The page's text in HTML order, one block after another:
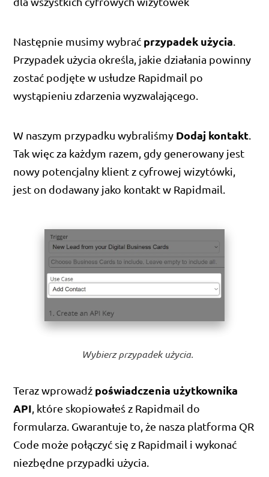
Następnie musimy wybrać przypadek użycia.
Przypadek użycia określa, jakie działania powinny
zostać podjęte w usłudze Rapidmail po
wystąpieniu zdarzenia wyzwalającego.
W naszym przypadku wybraliśmy Dodaj kontakt.
Tak więc za każdym razem, gdy generowany jest
nowy potencjalny klient z cyfrowej wizytówki,
jest on dodawany jako kontakt w Rapidmail.
Wybierz przypadek użycia.
Teraz wprowadź poświadczenia użytkownika
API , które skopiowałeś z Rapidmail do
formularza. Gwarantuje to, że nasza platforma QR
Code może połączyć się z Rapidmail i wykonać
niezbędne przypadki użycia.